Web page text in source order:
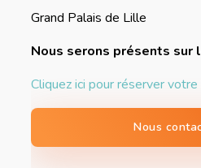
Grand Palais de Lille
Nous serons présents sur
Cliquez ici pour réserver
Nous